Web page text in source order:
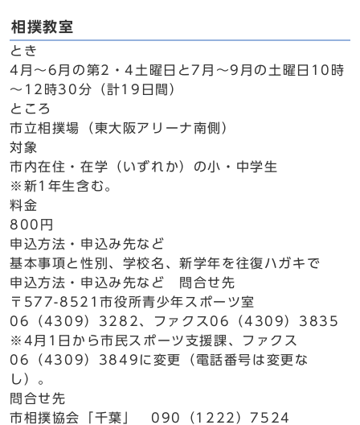
相撲教室
とき
4月～6月の第2・4土曜日と7月～9月の土曜日10時
～12時30分（計19日間）
ところ
市立相撲場（東大阪アリーナ南側）
対象
市内在住・在学（いずれか）の小・中学生
※新1年生含む。
料金
800円
申込方法・申込み先など
基本事項と性別、学校名、新学年を往復ハガキで
申込方法・申込み先など 問合せ先
〒577-8521市役所青少年スポーツ室
06（4309）3282、ファクス06（4309）3835
※4月1日から市民スポーツ支援課、ファクス
06（4309）3849に変更（電話番号は変更な
し）。
問合せ先
市相撲協会「千葉」 090（1222）7524